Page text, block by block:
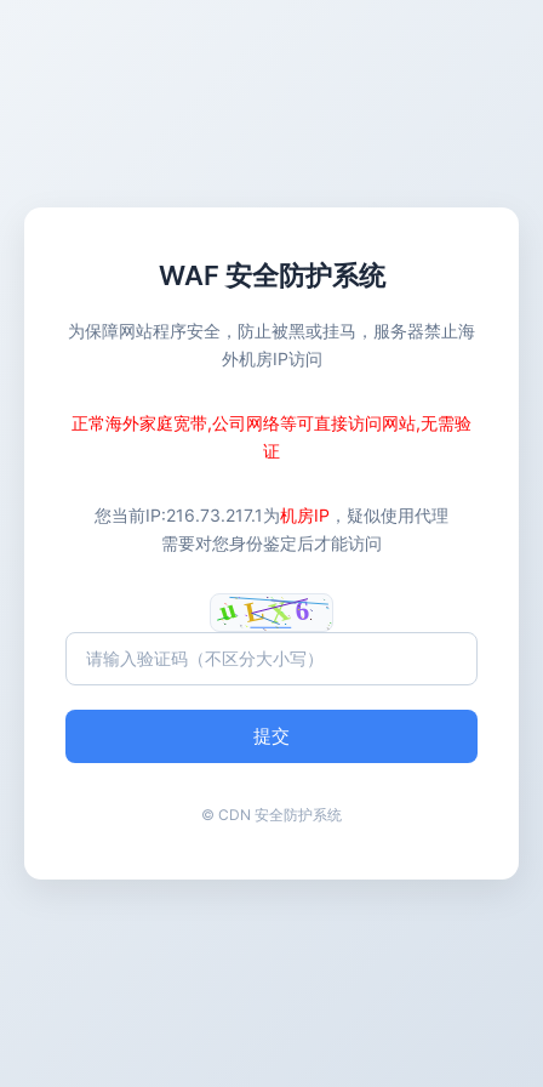
WAF 安全防护系统
为保障网站程序安全，防止被黑或挂马，服务器禁止海
外机房IP访问
正常海外家庭宽带,公司网络等可直接访问网站,无需验
证
您当前IP:216.73.217.1为机房IP ，疑似使用代理
需要对您身份鉴定后才能访问
提交
© CDN 安全防护系统